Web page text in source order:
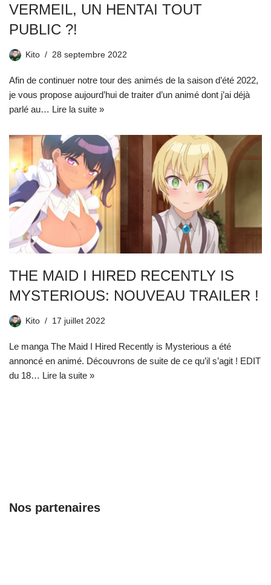
VERMEIL, UN HENTAI TOUT
PUBLIC ?!
Kito 28 septembre 2022
Afin de continuer notre tour des animés de la saison d’été 2022,
je vous propose aujourd’hui de traiter d’un animé dont j’ai déjà
parlé au… Lire la suite »
THE MAID I HIRED RECENTLY IS
MYSTERIOUS: NOUVEAU TRAILER !
Kito 17 juillet 2022
Le manga The Maid I Hired Recently is Mysterious a été
annoncé en animé. Découvrons de suite de ce qu’il s’agit ! EDIT
du 18… Lire la suite »
Nos partenaires